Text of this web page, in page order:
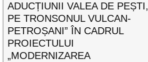
ADUCȚIUNII VALEA DE PEȘTI,
PE TRONSONUL VULCAN-
PETROȘANI” ÎN CADRUL
PROIECTULUI
„MODERNIZAREA